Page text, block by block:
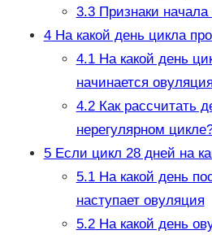
3.3Признаки начала
4На какой день цикла
4.1На какой день
начинается
4.2Как рассчитать
нерегулярном
5Если цикл 28 дней на
5.1На какой день
наступает овуляция
5.2На какой день